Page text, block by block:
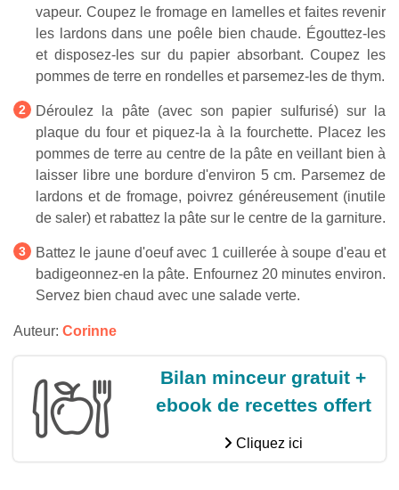
vapeur. Coupez le fromage en lamelles et faites revenir
les lardons dans une poêle bien chaude. Égouttez-les
et disposez-les sur du papier absorbant. Coupez les
pommes de terre en rondelles et parsemez-les de thym.
Déroulez la pâte (avec son papier sulfurisé) sur la
plaque du four et piquez-la à la fourchette. Placez les
pommes de terre au centre de la pâte en veillant bien à
laisser libre une bordure d'environ 5 cm. Parsemez de
lardons et de fromage, poivrez généreusement (inutile
de saler) et rabattez la pâte sur le centre de la garniture.
Battez le jaune d'oeuf avec 1 cuillerée à soupe d'eau et
badigeonnez-en la pâte. Enfournez 20 minutes environ.
Servez bien chaud avec une salade verte.
Auteur: Corinne
Bilan minceur gratuit +
ebook de recettes offert
Cliquez ici